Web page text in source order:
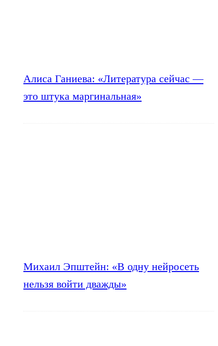
Алиса Ганиева: «Литература сейчас —
это штука маргинальная»
Михаил Эпштейн: «В одну нейросеть
нельзя войти дважды»